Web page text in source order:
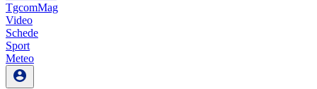
TgcomMag
Video
Schede
Sport
Meteo